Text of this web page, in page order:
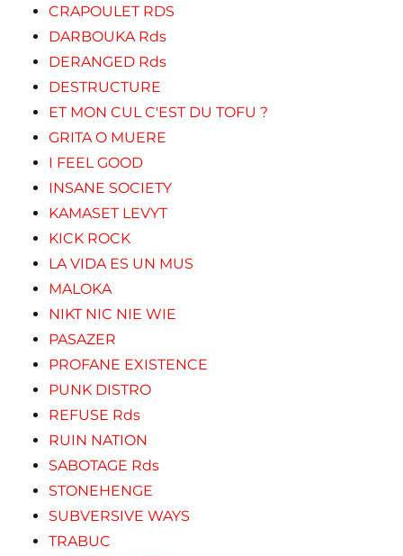
CRAPOULET RDS
DARBOUKA Rds
DERANGED Rds
DESTRUCTURE
ET MON CUL C'EST DU TOFU ?
GRITA O MUERE
I FEEL GOOD
INSANE SOCIETY
KAMASET LEVYT
KICK ROCK
LA VIDA ES UN MUS
MALOKA
NIKT NIC NIE WIE
PASAZER
PROFANE EXISTENCE
PUNK DISTRO
REFUSE Rds
RUIN NATION
SABOTAGE Rds
STONEHENGE
SUBVERSIVE WAYS
TRABUC